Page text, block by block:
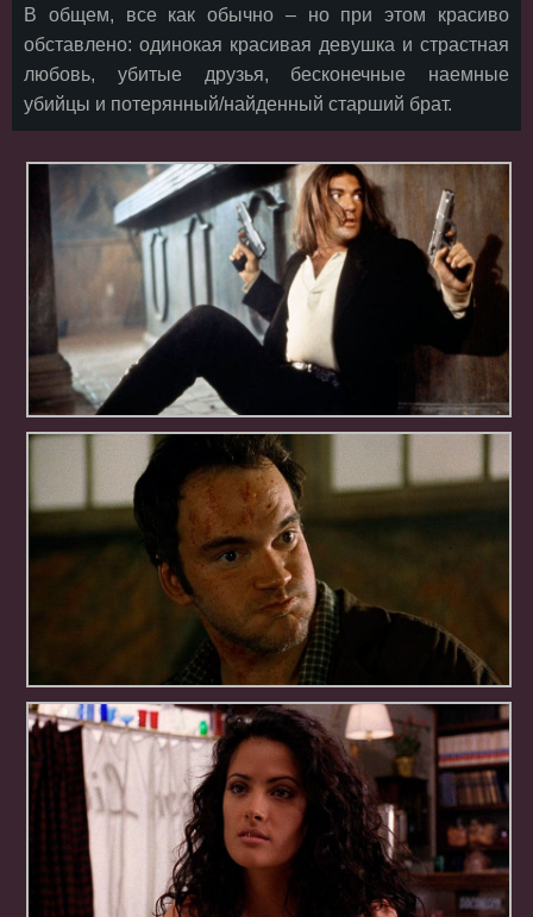
В общем, все как обычно – но при этом красиво
обставлено: одинокая красивая девушка и страстная
любовь, убитые друзья, бесконечные наемные
убийцы и потерянный/найденный старший брат.